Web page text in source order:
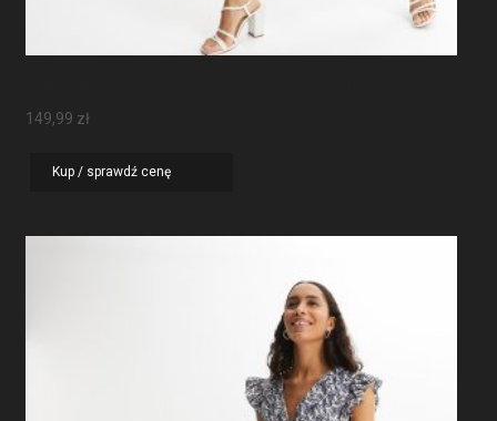
149,99 zł
Kup / sprawdź cenę